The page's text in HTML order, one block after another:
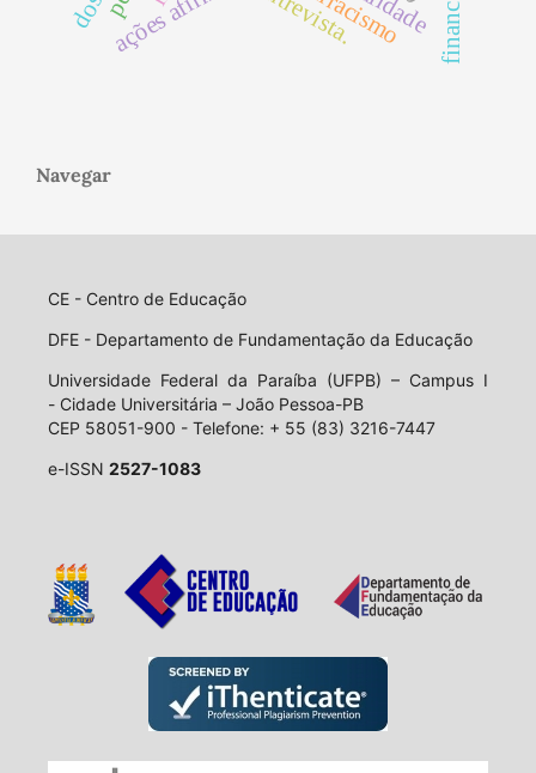
Navegar
CE - Centro de Educação
DFE - Departamento de Fundamentação da Educação
Universidade Federal da Paraíba (UFPB) – Campus I
- Cidade Universitária – João Pessoa-PB
CEP 58051-900 - Telefone: + 55 (83) 3216-7447
e-ISSN 2527-1083